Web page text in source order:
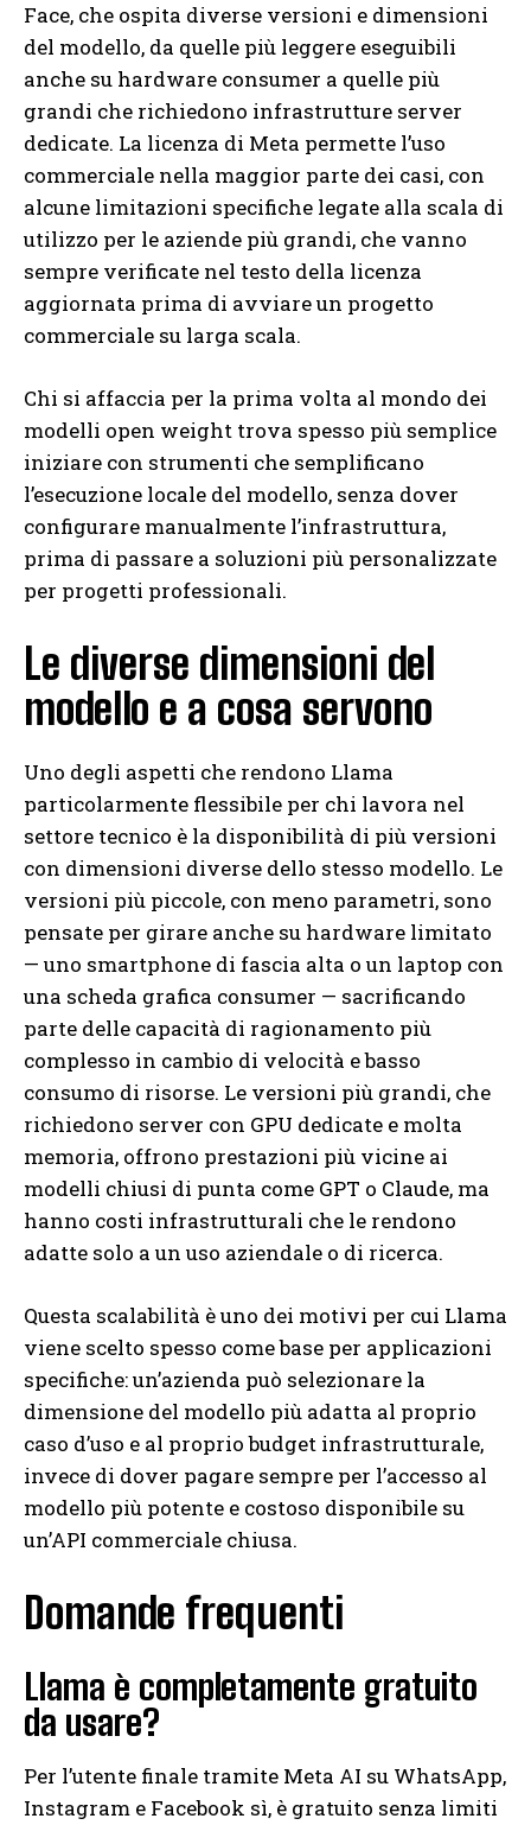
Face, che ospita diverse versioni e dimensioni
del modello, da quelle più leggere eseguibili
anche su hardware consumer a quelle più
grandi che richiedono infrastrutture server
dedicate. La licenza di Meta permette l’uso
commerciale nella maggior parte dei casi, con
alcune limitazioni specifiche legate alla scala di
utilizzo per le aziende più grandi, che vanno
sempre verificate nel testo della licenza
aggiornata prima di avviare un progetto
commerciale su larga scala.
Chi si affaccia per la prima volta al mondo dei
modelli open weight trova spesso più semplice
iniziare con strumenti che semplificano
l’esecuzione locale del modello, senza dover
configurare manualmente l’infrastruttura,
prima di passare a soluzioni più personalizzate
per progetti professionali.
Le diverse dimensioni del
modello e a cosa servono
Uno degli aspetti che rendono Llama
particolarmente flessibile per chi lavora nel
settore tecnico è la disponibilità di più versioni
con dimensioni diverse dello stesso modello. Le
versioni più piccole, con meno parametri, sono
pensate per girare anche su hardware limitato
— uno smartphone di fascia alta o un laptop con
una scheda grafica consumer — sacrificando
parte delle capacità di ragionamento più
complesso in cambio di velocità e basso
consumo di risorse. Le versioni più grandi, che
richiedono server con GPU dedicate e molta
memoria, offrono prestazioni più vicine ai
modelli chiusi di punta come GPT o Claude, ma
hanno costi infrastrutturali che le rendono
adatte solo a un uso aziendale o di ricerca.
Questa scalabilità è uno dei motivi per cui Llama
viene scelto spesso come base per applicazioni
specifiche: un’azienda può selezionare la
dimensione del modello più adatta al proprio
caso d’uso e al proprio budget infrastrutturale,
invece di dover pagare sempre per l’accesso al
modello più potente e costoso disponibile su
un’API commerciale chiusa.
Domande frequenti
Llama è completamente gratuito
da usare?
Per l’utente finale tramite Meta AI su WhatsApp,
Instagram e Facebook sì, è gratuito senza limiti